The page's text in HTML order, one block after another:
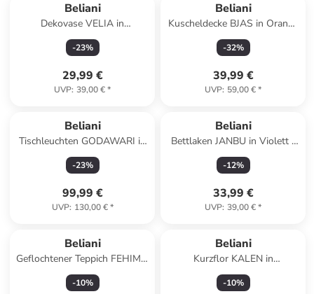
Beliani
Dekovase VELIA in
Blau/Braun - (W) 23 x (H) 40
x (L) 23 cm
-23%
29,99 €
UVP: 39,00 €*
Beliani
Kuscheldecke BJAS in Orange
- (W) 150 x (H) 1 x (L) 200 cm
-32%
39,99 €
UVP: 59,00 €*
Beliani
Tischleuchten GODAWARI in
Braun/Beige - (W) 30 x (H) 54
x (L) 30 cm
-23%
99,99 €
UVP: 130,00 €*
Beliani
Bettlaken JANBU in Violett -
(W) 140 x (H) 30 x (L) 200 cm
-12%
33,99 €
UVP: 39,00 €*
Beliani
Geflochtener Teppich FEHIMLI
in Schwarz/Beige - (W) 80 x
(H) 1.2 x (L) 150 cm
-10%
Beliani
Kurzflor KALEN in
Bunt/Grau/Gelb - (W) 80 x (H)
1 x (L) 150 cm
-10%